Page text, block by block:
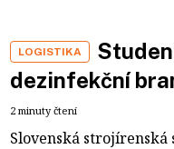
LOGISTIKA
dezinfekční
2 minuty čtení
Slovenská strojírenská